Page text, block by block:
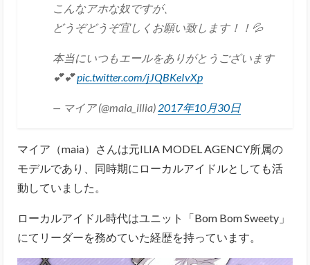
こんなアホな奴ですが、
どうぞどうぞ宜しくお願い致します！！💦
本当にいつもエールをありがとうございます
💕💕pic.twitter.com/jJQBKeIvXp
— マイア (@maia_illia) 2017年10月30日
マイア（maia）さんは元ILIA MODEL AGENCY所属の
モデルであり、同時期にローカルアイドルとしても活
動していました。
ローカルアイドル時代はユニット「Bom Bom Sweety」
にてリーダーを務めていた経歴を持っています。